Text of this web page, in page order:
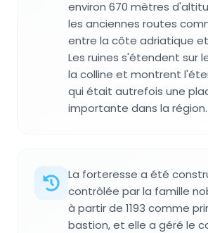
environ 670 mètres
les anciennes routes
entre la côte adriatique et
Les ruines s'étendent sur
la colline et montrent
qui était autrefois une
importante dans la région.
La forteresse a été
contrôlée par la famille
à partir de 1193 comme
bastion, et elle a géré le